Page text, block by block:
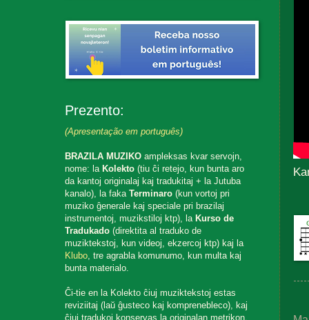
Prezento:
(Apresentação em português)
BRAZILA MUZIKO ampleksas kvar servojn,
nome: la Kolekto (tiu ĉi retejo, kun bunta aro
da kantoj originalaj kaj tradukitaj + la Jutuba
kanalo), la fakaTerminaro (kun vortoj pri
muziko ĝenerale kaj speciale pri brazilaj
instrumentoj, muzikstiloj ktp), la Kurso de
Tradukado (direktita al traduko de
muziktekstoj, kun videoj, ekzercoj ktp) kaj la
Klubo, tre agrabla komunumo, kun multa kaj
bunta materialo.
Ĉi-tie en la Kolekto ĉiuj muziktekstoj estas
reviziitaj (laŭ ĝusteco kaj komprenebleco), kaj
ĉiuj tradukoj konservas la originalan metrikon,